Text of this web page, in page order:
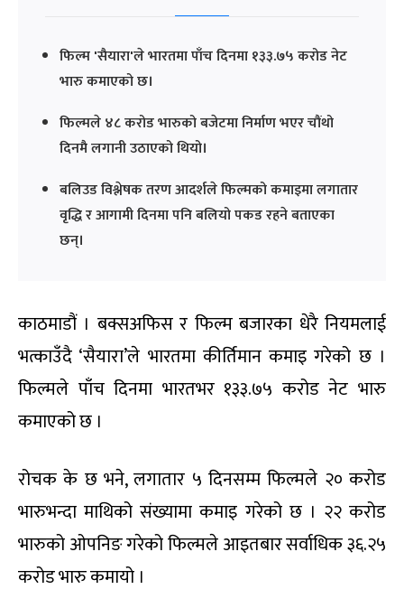
फिल्म 'सैयारा'ले भारतमा पाँच दिनमा १३३.७५ करोड नेट
भारु कमाएको छ।
फिल्मले ४८ करोड भारुको बजेटमा निर्माण भएर चौंथो
दिनमै लगानी उठाएको थियो।
बलिउड विश्लेषक तरण आदर्शले फिल्मको कमाइमा लगातार
वृद्धि र आगामी दिनमा पनि बलियो पकड रहने बताएका
छन्।
काठमाडौं । बक्सअफिस र फिल्म बजारका धेरै नियमलाई
भत्काउँदै ‘सैयारा’ले भारतमा कीर्तिमान कमाइ गरेको छ ।
फिल्मले पाँच दिनमा भारतभर १३३.७५ करोड नेट भारु
कमाएको छ ।
रोचक के छ भने, लगातार ५ दिनसम्म फिल्मले २० करोड
भारुभन्दा माथिको संख्यामा कमाइ गरेको छ । २२ करोड
भारुको ओपनिङ गरेको फिल्मले आइतबार सर्वाधिक ३६.२५
करोड भारु कमायो ।